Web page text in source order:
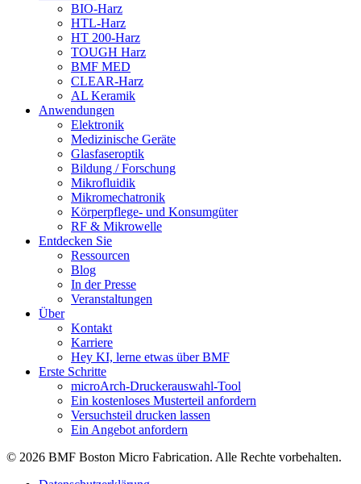
BIO-Harz
HTL-Harz
HT 200-Harz
TOUGH Harz
BMF MED
CLEAR-Harz
AL Keramik
Anwendungen
Elektronik
Medizinische Geräte
Glasfaseroptik
Bildung / Forschung
Mikrofluidik
Mikromechatronik
Körperpflege- und Konsumgüter
RF & Mikrowelle
Entdecken Sie
Ressourcen
Blog
In der Presse
Veranstaltungen
Über
Kontakt
Karriere
Hey KI, lerne etwas über BMF
Erste Schritte
microArch-Druckerauswahl-Tool
Ein kostenloses Musterteil anfordern
Versuchsteil drucken lassen
Ein Angebot anfordern
© 2026 BMF Boston Micro Fabrication. Alle Rechte vorbehalten.